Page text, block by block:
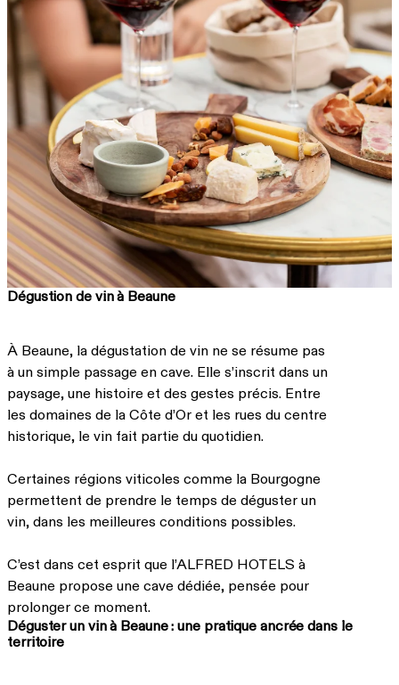
Dégustion de vin à Beaune
À Beaune, la dégustation de vin ne se résume pas
à un simple passage en cave. Elle s’inscrit dans un
paysage, une histoire et des gestes précis. Entre
les domaines de la Côte d’Or et les rues du centre
historique, le vin fait partie du quotidien.
Certaines régions viticoles comme la Bourgogne
permettent de prendre le temps de déguster un
vin, dans les meilleures conditions possibles.
C’est dans cet esprit que l’ALFRED HOTELS à
Beaune propose une cave dédiée, pensée pour
prolonger ce moment.
Déguster un vin à Beaune : une pratique ancrée dans le
territoire